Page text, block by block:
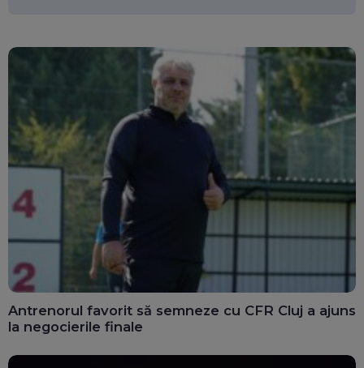
Antrenorul favorit să semneze cu CFR Cluj a ajuns
la negocierile finale